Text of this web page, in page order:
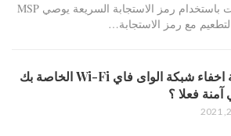
كيف تتم قراءة المعلومات باستخدام رمز الاستجابة السريعة يوصي MSP
مع رمز الاستجابة…
طريقة اخفاء شبكة الواى فاي Wi-Fi الخاصة بك
فعلا ؟